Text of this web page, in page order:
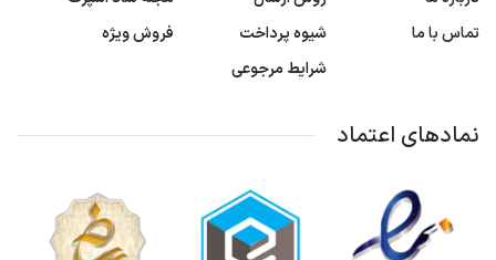
تماس با ما
شیوه پرداخت
شرایط مرجوعی
فروش ویژه
نمادهای اعتماد